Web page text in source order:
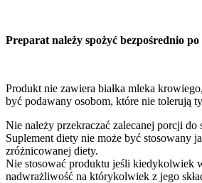
Preparat należy spożyć bezpośrednio
Produkt nie zawiera białka mleka
być podawany osobom, które nie tolerują
Nie należy przekraczać zalecanej porcji do
Suplement diety nie może być stosowany
zróżnicowanej diety.
Nie stosować produktu jeśli kiedykolwiek
nadwrażliwość na którykolwiek z jego